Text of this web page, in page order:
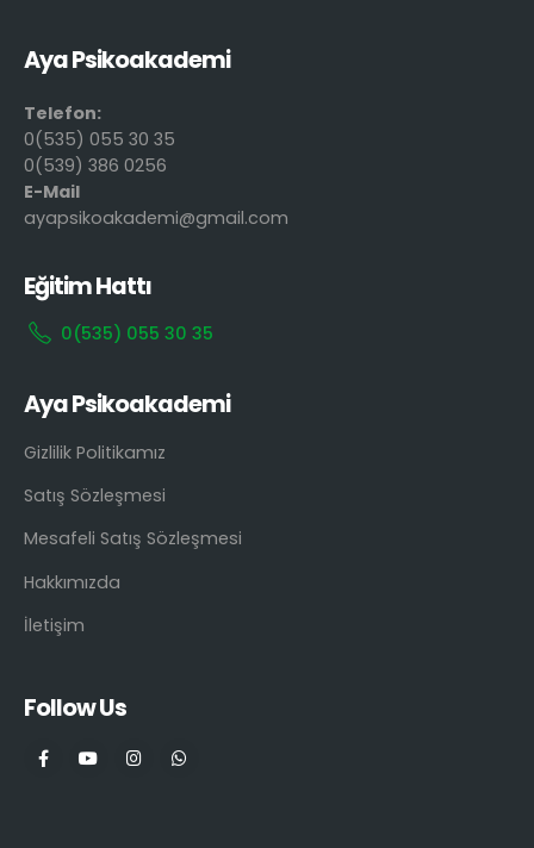
Aya Psikoakademi
Telefon:
0(535) 055 30 35
0(539) 386 0256
E-Mail
ayapsikoakademi@gmail.com
Eğitim Hattı
0(535) 055 30 35
Aya Psikoakademi
Gizlilik Politikamız
Satış Sözleşmesi
Mesafeli Satış Sözleşmesi
Hakkımızda
İletişim
Follow Us